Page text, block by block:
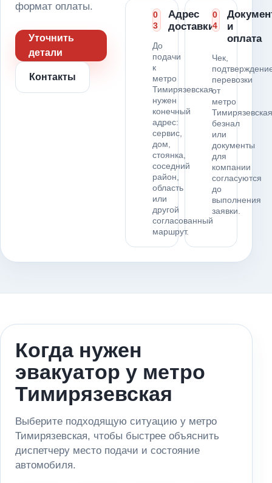
формат оплаты.
Уточнить
детали
Контакты
0
3
Адрес
доставки
До
подачи
к
метро
Тимирязевская
нужен
конечный
адрес:
сервис,
дом,
стоянка,
соседний
район,
область
или
другой
согласованный
маршрут.
0
4
и
оплата
Чек,
перевозки
от
метро
безнал
или
документы
для
компании
согласуются
до
выполнения
заявки.
Когда нужен
эвакуатор у метро
Тимирязевская
Выберите подходящую ситуацию у метро
Тимирязевская, чтобы быстрее объяснить
диспетчеру место подачи и состояние
автомобиля.